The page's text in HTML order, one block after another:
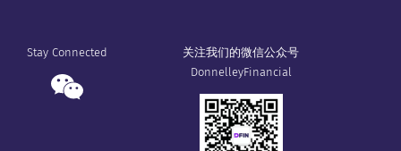
Stay Connected
关注我们的微信公众号
DonnelleyFinancial